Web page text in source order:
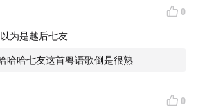
Ilya and Emilia Kabakov，
马岩松
津峡，威尔士兰蒂德诺，伊豆半
0
为是越后七友
哈哈七友这首粤语歌倒是很熟
0